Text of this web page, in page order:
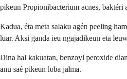
pikeun Propionibacterium acnes,
Kadua, éta meta salaku agén peeling
luar. Aksi ganda ieu ngajadikeun eta
Dina hal kakuatan, benzoyl peroxide
anu saé pikeun loba jalma.